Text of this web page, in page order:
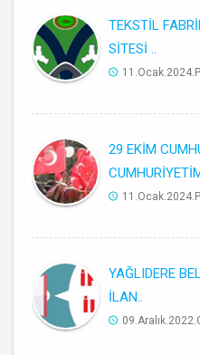
TEKSTİL
SİTESİ ..
29 EKİM
YAĞLIDERE
İLAN..